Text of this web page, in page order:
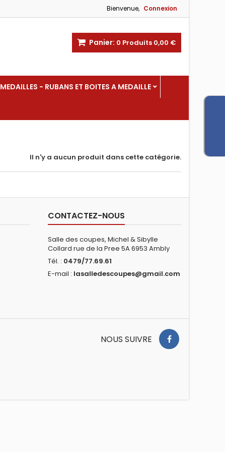
Bienvenue, Connexion
Panier: 0 Produits 0,00 €
MEDAILLES - RUBANS ET BOITES A MEDAILLE
Il n'y a aucun produit dans cette catégorie.
CONTACTEZ-NOUS
Salle des coupes, Michel & Sibylle
Collard rue de la Pree 5A 6953 Ambly
Tél. : 0479/77.69.61
E-mail : lasalledescoupes@gmail.com
NOUS SUIVRE